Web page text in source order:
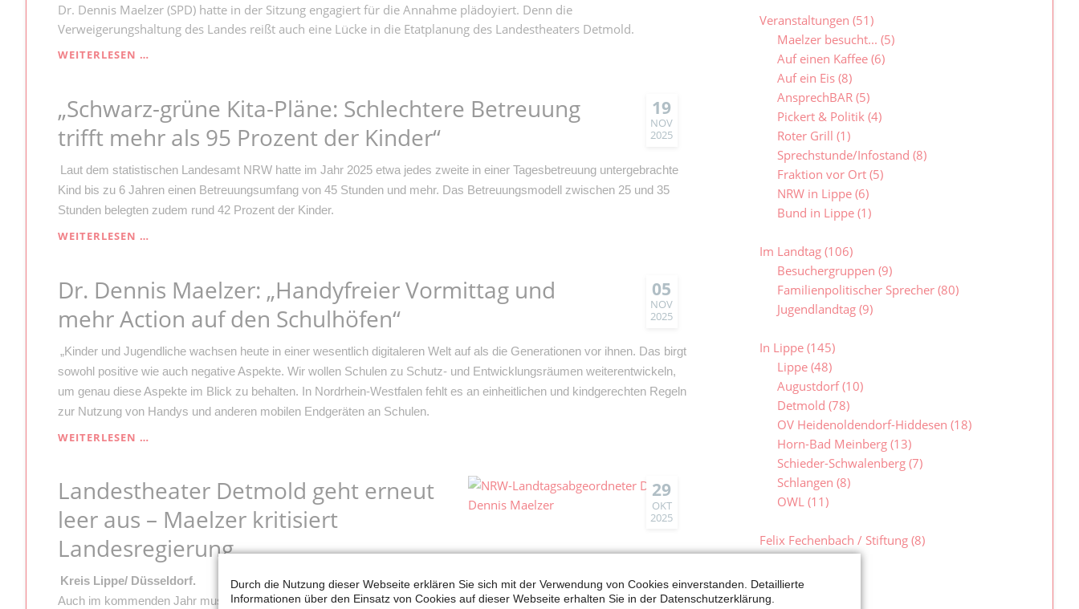
Dr. Dennis Maelzer (SPD) hatte in der Sitzung engagiert für die Annahme plädoyiert. Denn die
Verweigerungshaltung des Landes reißt auch eine Lücke in die Etatplanung des Landestheaters Detmold.
WEITERLESEN …
LANDESTHEATER
DETMOLD
-
ANTRAG
VON
UND
FDP
19
NOV
2025
„Schwarz-grüne Kita-Pläne: Schlechtere Betreuung
trifft mehr als 95 Prozent der Kinder“
Laut dem statistischen Landesamt NRW hatte im Jahr 2025 etwa jedes zweite in einer Tagesbetreuung untergebrachte
Kind bis zu 6 Jahren einen Betreuungsumfang von 45 Stunden und mehr. Das Betreuungsmodell zwischen 25 und 35
Stunden belegten zudem rund 42 Prozent der Kinder.
WEITERLESEN …
PLÄNE:
SCHLECHTERE
BETREUUNG
TRIFFT
MEHR
ALS
95
PROZENT
DER
05
NOV
2025
Dr. Dennis Maelzer: „Handyfreier Vormittag und
mehr Action auf den Schulhöfen“
„Kinder und Jugendliche wachsen heute in einer wesentlich digitaleren Welt auf als die Generationen vor ihnen. Das birgt
sowohl positive wie auch negative Aspekte. Wir wollen Schulen zu Schutz- und Entwicklungsräumen weiterentwickeln,
um genau diese Aspekte im Blick zu behalten. In Nordrhein-Westfalen fehlt es an einheitlichen und kindgerechten Regeln
zur Nutzung von Handys und anderen mobilen Endgeräten an Schulen.
WEITERLESEN …
„HANDYFREIER
VORMITTAG
UND
MEHR
ACTION
AUF
DEN
SCHULHÖFEN“
29
OKT
2025
Landestheater Detmold geht erneut
leer aus – Maelzer kritisiert
Landesregierung
Kreis Lippe/ Düsseldorf.
Auch im kommenden Jahr muss das Landestheater Detmold ohne zusätzliche Landesmittel auskommen. Das
Veranstaltungen (51)
Maelzer besucht... (5)
Auf einen Kaffee (6)
Auf ein Eis (8)
AnsprechBAR (5)
Pickert & Politik (4)
Roter Grill (1)
Sprechstunde/Infostand (8)
Fraktion vor Ort (5)
NRW in Lippe (6)
Bund in Lippe (1)
Im Landtag (106)
Besuchergruppen (9)
Familienpolitischer Sprecher (80)
Jugendlandtag (9)
In Lippe (145)
Lippe (48)
Augustdorf (10)
Detmold (78)
OV Heidenoldendorf-Hiddesen (18)
Horn-Bad Meinberg (13)
Schieder-Schwalenberg (7)
Schlangen (8)
OWL (11)
Felix Fechenbach / Stiftung (8)
Durch die Nutzung dieser Webseite erklären Sie sich mit der Verwendung von Cookies einverstanden. Detaillierte
Informationen über den Einsatz von Cookies auf dieser Webseite erhalten Sie in der Datenschutzerklärung.